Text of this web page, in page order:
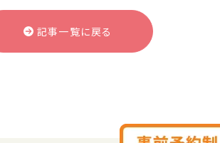
記事一覧に戻る